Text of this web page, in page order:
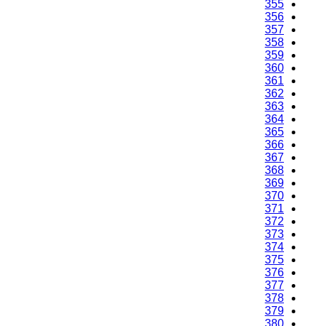
355
356
357
358
359
360
361
362
363
364
365
366
367
368
369
370
371
372
373
374
375
376
377
378
379